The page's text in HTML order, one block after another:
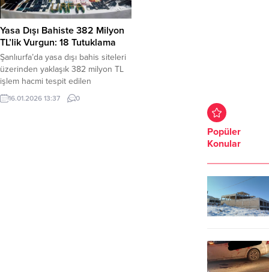
Yasa Dışı Bahiste 382 Milyon
TL’lik Vurgun: 18 Tutuklama
Şanlıurfa’da yasa dışı bahis siteleri
üzerinden yaklaşık 382 milyon TL
işlem hacmi tespit edilen
şüphelilere yönelik düzenlenen eş
zamanlı operasyonlarda adliyeye
16.01.2026 13:37 0
Popüler
Konular